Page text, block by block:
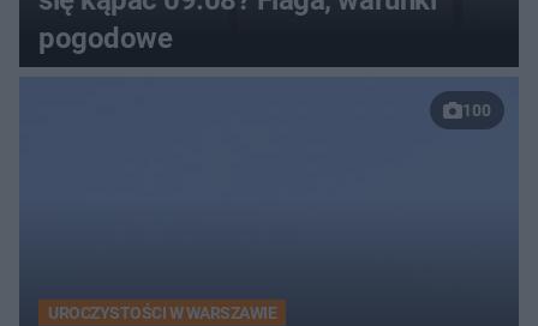
pogodowe
100
UROCZYSTOŚCI W WARSZAWIE